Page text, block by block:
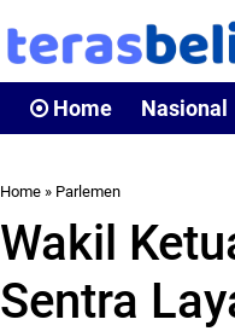
Home Nasional
Home » Parlemen
Wakil
Sentra